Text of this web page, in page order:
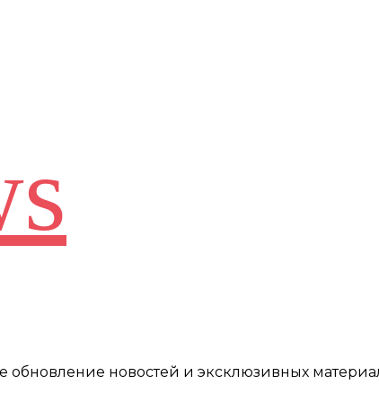
обновление новостей и эксклюзивных